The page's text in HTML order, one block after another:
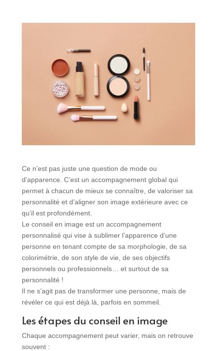
Ce n’est pas juste une question de mode ou
d’apparence. C’est un accompagnement global qui
permet à chacun de mieux se connaître, de valoriser sa
personnalité et d’aligner son image extérieure avec ce
qu’il est profondément.
Le conseil en image est un accompagnement
personnalisé qui vise à sublimer l’apparence d’une
personne en tenant compte de sa morphologie, de sa
colorimétrie, de son style de vie, de ses objectifs
personnels ou professionnels… et surtout de sa
personnalité !
Il ne s’agit pas de transformer une personne, mais de
révéler ce qui est déjà là, parfois en sommeil.
Les étapes du conseil en image
Chaque accompagnement peut varier, mais on retrouve
souvent :